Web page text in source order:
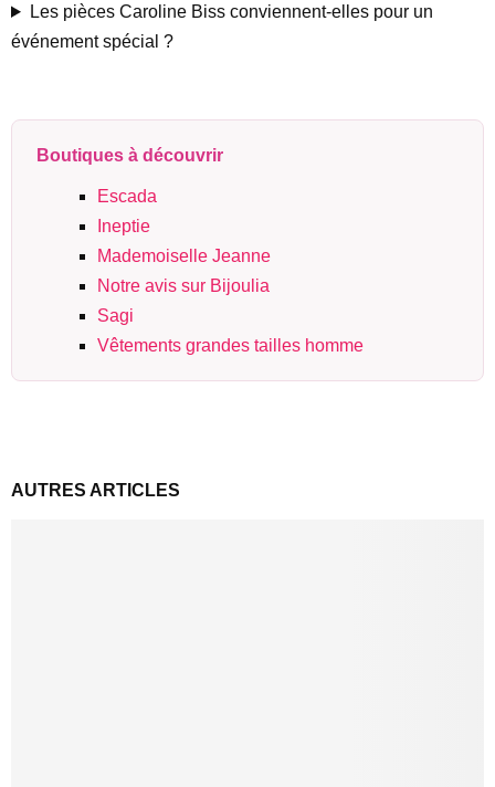
Les pièces Caroline Biss conviennent-elles pour un
événement spécial ?
Boutiques à découvrir
Escada
Ineptie
Mademoiselle Jeanne
Notre avis sur Bijoulia
Sagi
Vêtements grandes tailles homme
AUTRES ARTICLES